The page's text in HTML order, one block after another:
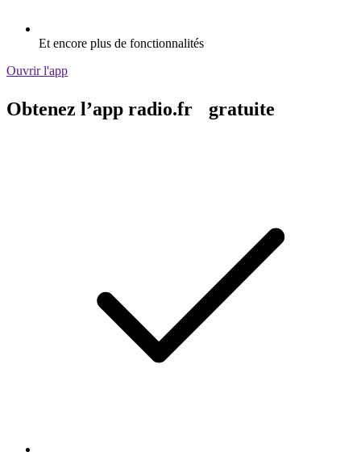
Et encore plus de fonctionnalités
Ouvrir l'app
Obtenez l’app radio.fr gratuite